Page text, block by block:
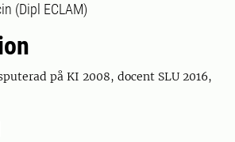
(Dipl ECLAM)
på KI 2008, docent SLU 2016,